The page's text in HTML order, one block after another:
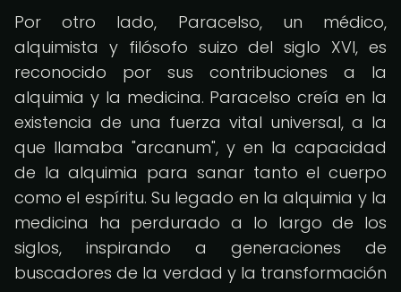
Por otro lado, Paracelso, un médico,
alquimista y filósofo suizo del siglo XVI, es
reconocido por sus contribuciones a la
alquimia y la medicina. Paracelso creía en la
existencia de una fuerza vital universal, a la
que llamaba "arcanum", y en la capacidad
de la alquimia para sanar tanto el cuerpo
como el espíritu. Su legado en la alquimia y la
medicina ha perdurado a lo largo de los
siglos, inspirando a generaciones de
buscadores de la verdad y la transformación